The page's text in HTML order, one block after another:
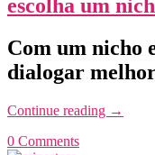
escolha um
Com um nicho
dialogar
Continue reading →
0 Comments